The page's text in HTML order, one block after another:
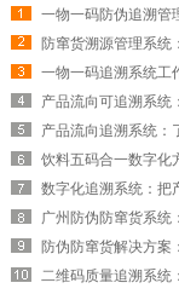
防窜货溯源管理系统
一物一码追溯系统工
产品流向可追溯系统
产品流向追溯系统：
饮料五码合一数字化
数字化追溯系统：把
广州防伪防窜货系统
防伪防窜货解决方案
二维码质量追溯系统